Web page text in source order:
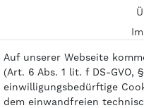
Auf unserer Webseite
(Art. 6 Abs. 1 lit. f DS-GVO,
einwilligungsbedürftige
dem einwandfreien